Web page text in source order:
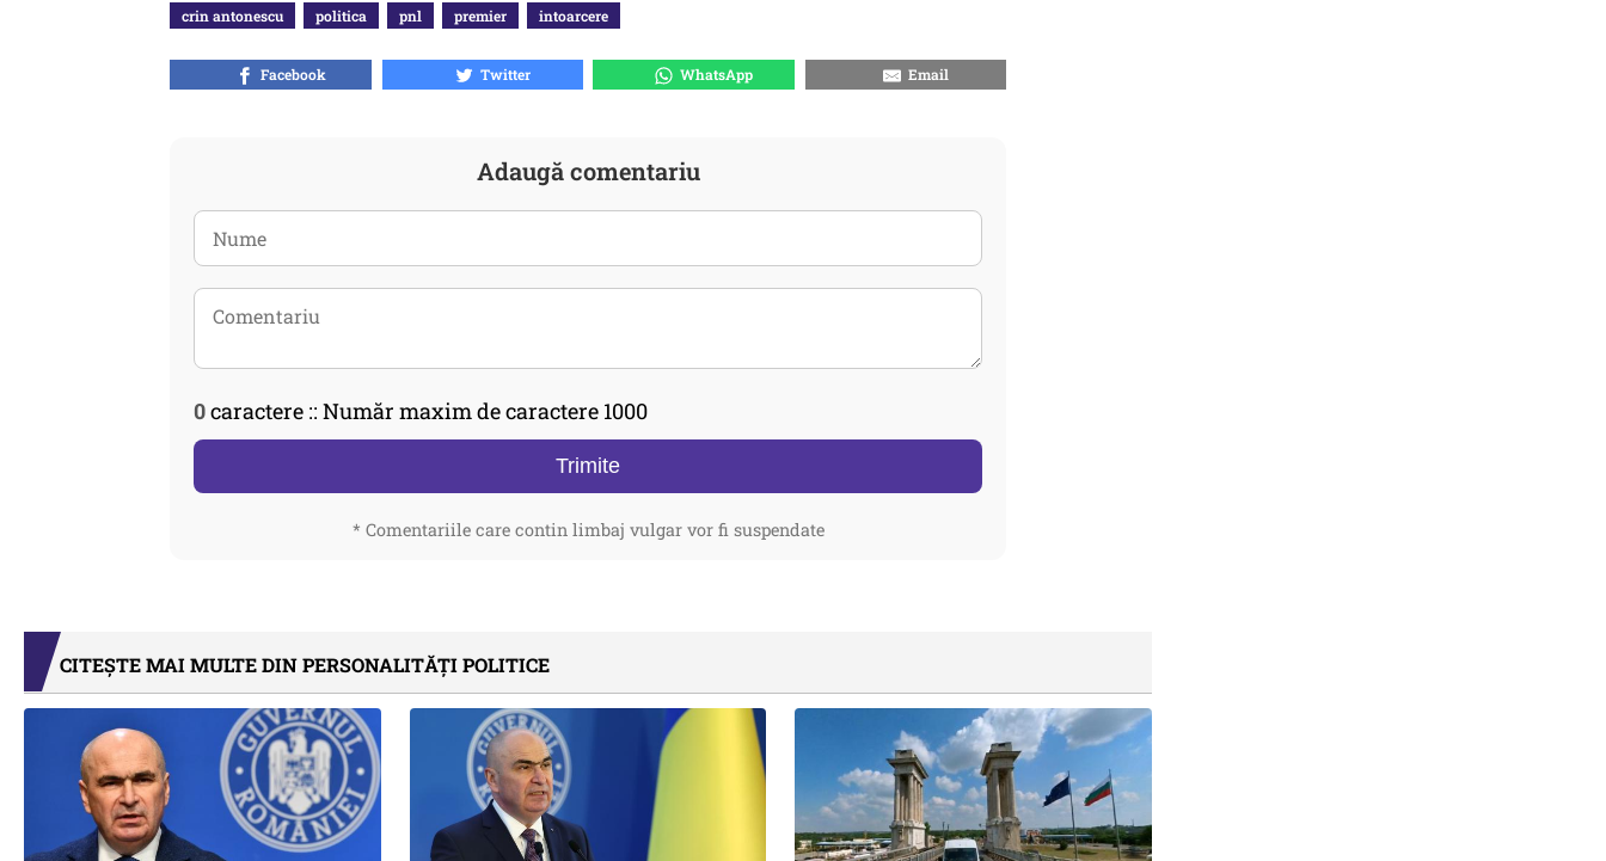
crin antonescu politica pnl premier intoarcere
Facebook Twitter WhatsApp Email
Adaugă comentariu
0caractere :: Număr maxim de caractere 1000
Trimite
* Comentariile care contin limbaj vulgar vor fi suspendate
CITEȘTE MAI MULTE DIN PERSONALITĂȚI POLITICE